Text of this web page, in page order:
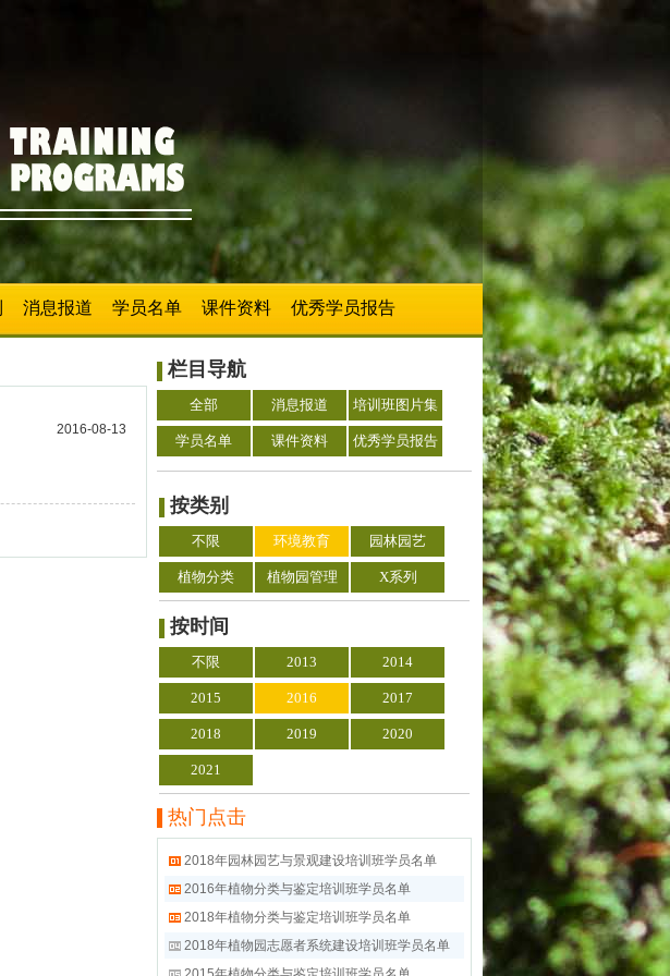
消息报道 学员名单 课件资料 优秀学员报告
2016-08-13
栏目导航
全部 消息报道 培训班图片集
学员名单 课件资料 优秀学员报告
按类别
不限 环境教育 园林园艺
植物分类 植物园管理 X系列
按时间
不限 2013 2014
2015 2016 2017
2018 2019 2020
2021
热门点击
2018年园林园艺与景观建设培训班学员名单
2016年植物分类与鉴定培训班学员名单
2018年植物分类与鉴定培训班学员名单
2018年植物园志愿者系统建设培训班学员名单